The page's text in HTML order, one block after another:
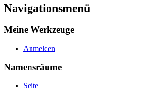
Navigationsmenü
Meine Werkzeuge
Anmelden
Namensräume
Seite